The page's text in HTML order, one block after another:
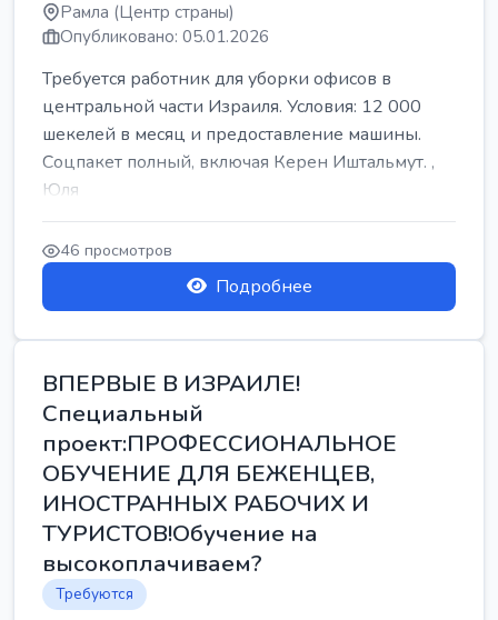
Рамла (Центр страны)
Опубликовано: 05.01.2026
Требуется работник для уборки офисов в
центральной части Израиля. Условия: 12 000
шекелей в месяц и предоставление машины.
Соцпакет полный, включая Керен Иштальмут. ,
Юля
46 просмотров
Подробнее
ВПЕРВЫЕ В ИЗРАИЛЕ!
Специальный
проект:ПРОФЕССИОНАЛЬНОЕ
ОБУЧЕНИЕ ДЛЯ БЕЖЕНЦЕВ,
ИНОСТРАННЫХ РАБОЧИХ И
ТУРИСТОВ!Обучение на
высокоплачиваем?
Требуются